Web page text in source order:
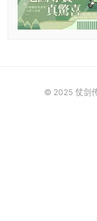
© 2025 仗剑